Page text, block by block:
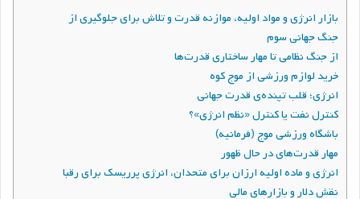
بازار انرژی و مواد اولیه، موازنه قدرت و تلاش برای جلوگیری از
جنگ جهانی سوم
از جنگ نظامی تا مهار ساختاری قدرت‌ها
خرید لوازم ورزشی از موج کوه
انرژی؛ قلب تپنده‌ی قدرت جهانی
کنترل نفت یا کنترل «نظم انرژی»؟
باشگاه ورزشی موج (فرمانیه)
مهار قدرت‌های در حال ظهور
انرژی و ماده اولیه ارزان برای متحدان، انرژی پرریسک برای رقبا
نقش دلار و بازارهای مالی